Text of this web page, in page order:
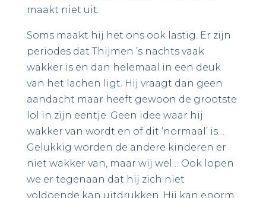
maakt niet uit.
Soms maakt hij het ons ook lastig. Er zijn
periodes dat Thijmen ’s nachts vaak
wakker is en dan helemaal in een deuk
van het lachen ligt. Hij vraagt dan geen
aandacht maar heeft gewoon de grootste
lol in zijn eentje. Geen idee waar hij
wakker van wordt en of dit ‘normaal’ is…
Gelukkig worden de andere kinderen er
niet wakker van, maar wij wel… Ook lopen
we er tegenaan dat hij zich niet
voldoende kan uitdrukken. Hij kan enorm